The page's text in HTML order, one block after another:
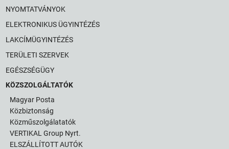
NYOMTATVÁNYOK
ELEKTRONIKUS ÜGYINTÉZÉS
LAKCÍMÜGYINTÉZÉS
TERÜLETI SZERVEK
EGÉSZSÉGÜGY
KÖZSZOLGÁLTATÓK
Magyar Posta
Közbiztonság
Közműszolgálatatók
VERTIKAL Group Nyrt.
ELSZÁLLÍTOTT AUTÓK